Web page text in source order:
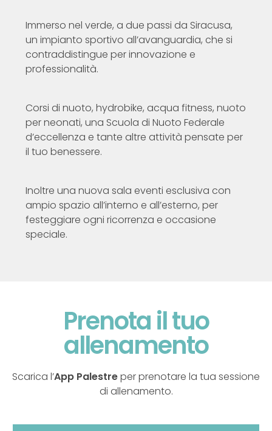
Immerso nel verde, a due passi da Siracusa,
un impianto sportivo all’avanguardia, che si
contraddistingue per innovazione e
professionalità.
Corsi di nuoto, hydrobike, acqua fitness, nuoto
per neonati, una Scuola di Nuoto Federale
d’eccellenza e tante altre attività pensate per
il tuo benessere.
Inoltre una nuova sala eventi esclusiva con
ampio spazio all’interno e all’esterno, per
festeggiare ogni ricorrenza e occasione
speciale.
Prenota il tuo
allenamento
Scarica l’App Palestreper prenotare la tua sessione
di allenamento.